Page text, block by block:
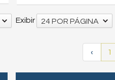
Exibir 24 POR PÁGINA
‹ 1